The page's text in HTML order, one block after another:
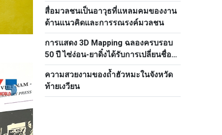
สื่อมวลชนเป็นอาวุธที่แหลมคมของงาน
ด้านแนวคิดและการรณรงค์มวลชน
การแสดง 3D Mapping ฉลองครบรอบ
50 ปี ไซ่ง่อน-ยาดิ๋งได้รับการเปลี่ยนชื่อ
เป็นโฮจิมินห์
ความสวยงามของถ้ำฮัวหมะในจังหวัด
ท้ายเงวียน